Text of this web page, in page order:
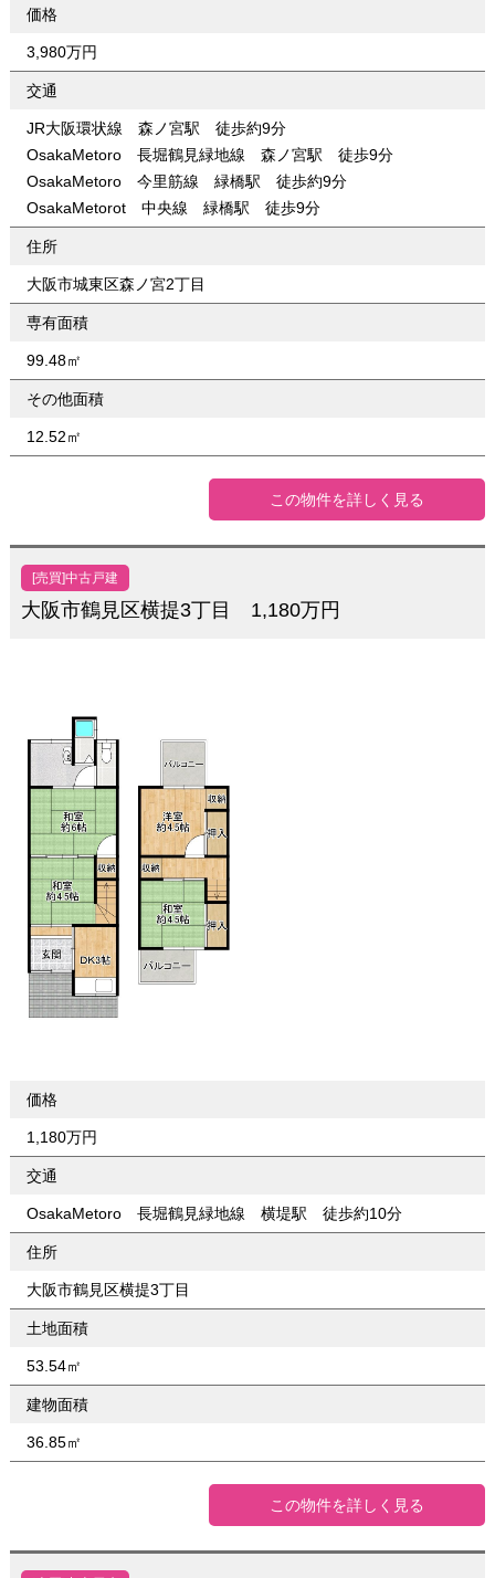
価格
3,980万円
交通
JR大阪環状線 森ノ宮駅 徒歩約9分
OsakaMetoro 長堀鶴見緑地線 森ノ宮駅 徒歩9分
OsakaMetoro 今里筋線 緑橋駅 徒歩約9分
OsakaMetorot 中央線 緑橋駅 徒歩9分
住所
大阪市城東区森ノ宮2丁目
専有面積
99.48㎡
その他面積
12.52㎡
この物件を詳しく見る
[売買]中古戸建
大阪市鶴見区横提3丁目 1,180万円
価格
1,180万円
交通
OsakaMetoro 長堀鶴見緑地線 横堤駅 徒歩約10分
住所
大阪市鶴見区横提3丁目
土地面積
53.54㎡
建物面積
36.85㎡
この物件を詳しく見る